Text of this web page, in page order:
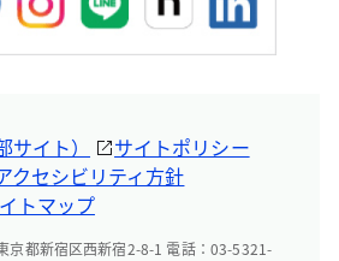
イト）
サイトポリシー
クセシビリティ方針
トマップ
京都新宿区西新宿2-8-1 電話：03-5321-